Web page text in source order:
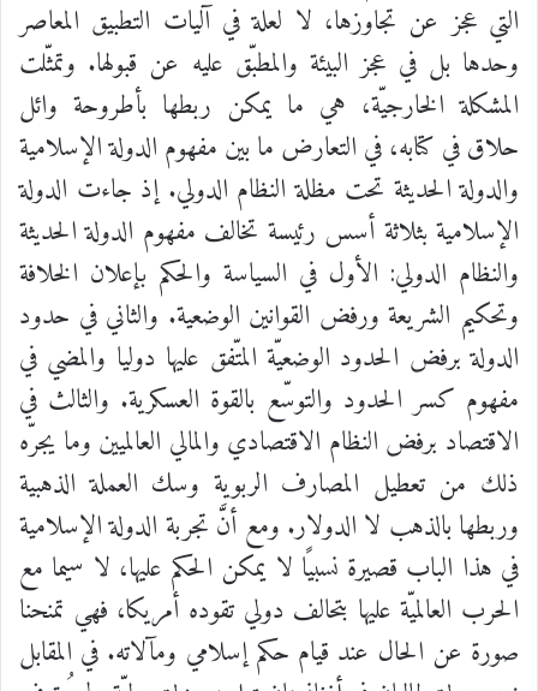
التي عجز عن تجاوزها، لا لعلة في آليات التطبيق المعاصر
وحدها بل في عجز البيئة والمطبّق عليه عن قبولها. وتمثّلت
المشكلة الخارجيّة، هي ما يمكن ربطها بأطروحة وائل
حلاق في كتابه، في التعارض ما بين مفهوم الدولة الإسلامية
والدولة الحديثة تحت مظلة النظام الدولي. إذ جاءت الدولة
الإسلامية بثلاثة أسس رئيسة تخالف مفهوم الدولة الحديثة
والنظام الدولي: الأول في السياسة والحكم بإعلان الخلافة
وتحكيم الشريعة ورفض القوانين الوضعية. والثاني في حدود
الدولة برفض الحدود الوضعيّة المتّفق عليها دوليا والمضي في
مفهوم كسر الحدود والتوسّع بالقوة العسكرية. والثالث في
الاقتصاد برفض النظام الاقتصادي والمالي العالميين وما يجرّه
ذلك من تعطيل المصارف الربوية وسك العملة الذهبية
وربطها بالذهب لا الدولار. ومع أنَّ تجربة الدولة الإسلامية
في هذا الباب قصيرة نسبيًا لا يمكن الحكم عليها، لا سيما مع
الحرب العالميّة عليها بتحالف دولي تقوده أمريكا، فهي تمنحنا
صورة عن الحال عند قيام حكم إسلامي ومآلاته. في المقابل